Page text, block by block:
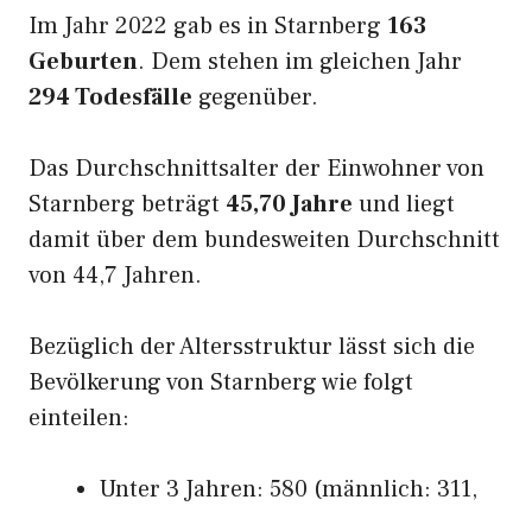
Im Jahr 2022 gab es in Starnberg 163
Geburten. Dem stehen im gleichen Jahr
294 Todesfälle gegenüber.
Das Durchschnittsalter der Einwohner von
Starnberg beträgt 45,70 Jahre und liegt
damit über dem bundesweiten Durchschnitt
von 44,7 Jahren.
Bezüglich der Altersstruktur lässt sich die
Bevölkerung von Starnberg wie folgt
einteilen:
Unter 3 Jahren: 580 (männlich: 311,